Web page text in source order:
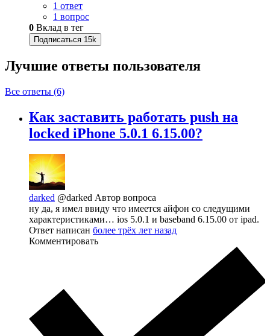
1 ответ
1 вопрос
0 Вклад в тег
Подписаться 15k
Лучшие ответы пользователя
Все ответы (6)
Как заставить работать push на
locked iPhone 5.0.1 6.15.00?
darked @darked Автор вопроса
ну да, я имел ввиду что имеется айфон со следущими
характеристиками… ios 5.0.1 и baseband 6.15.00 от ipad.
Ответ написан более трёх лет назад
Комментировать